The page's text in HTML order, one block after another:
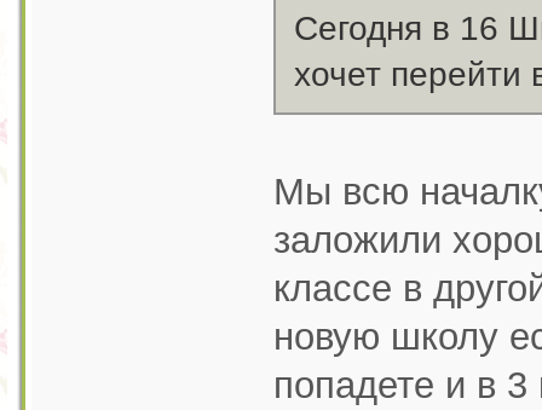
Сегодня в 16
хочет
Мы всю
заложили
классе в
новую школу
попадете и в